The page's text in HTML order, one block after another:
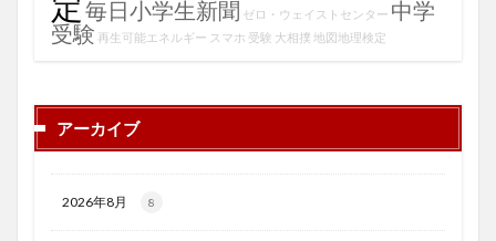
毎日小学生新聞 ゼロ・ウェイストセンター 中学
受験 再生可能エネルギー スマホ 受験 大相撲 地図地理検定
アーカイブ
2026年8月 8